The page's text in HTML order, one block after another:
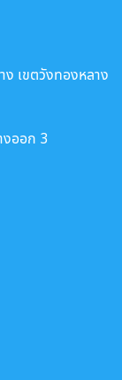
เขตวังทองหลาง
งออก 3